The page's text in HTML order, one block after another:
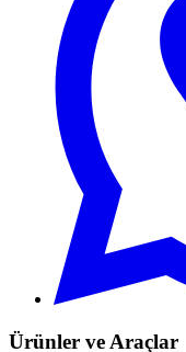
Ürünler ve Araçlar